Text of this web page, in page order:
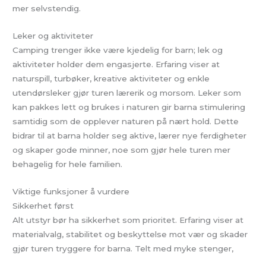
mer selvstendig.
Leker og aktiviteter
Camping trenger ikke være kjedelig for barn; lek og
aktiviteter holder dem engasjerte. Erfaring viser at
naturspill, turbøker, kreative aktiviteter og enkle
utendørsleker gjør turen lærerik og morsom. Leker som
kan pakkes lett og brukes i naturen gir barna stimulering
samtidig som de opplever naturen på nært hold. Dette
bidrar til at barna holder seg aktive, lærer nye ferdigheter
og skaper gode minner, noe som gjør hele turen mer
behagelig for hele familien.
Viktige funksjoner å vurdere
Sikkerhet først
Alt utstyr bør ha sikkerhet som prioritet. Erfaring viser at
materialvalg, stabilitet og beskyttelse mot vær og skader
gjør turen tryggere for barna. Telt med myke stenger,